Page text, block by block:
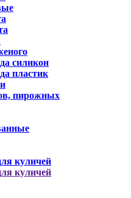
силикон
пластик
пирожных
куличей
куличей